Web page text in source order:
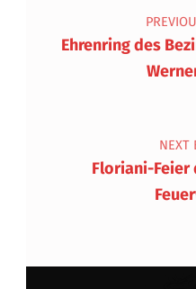
Ehrenring des
NEXT
Floriani-